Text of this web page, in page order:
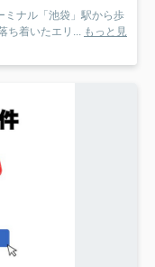
ミナル「池袋」駅から歩
ち着いたエリ... もっと見